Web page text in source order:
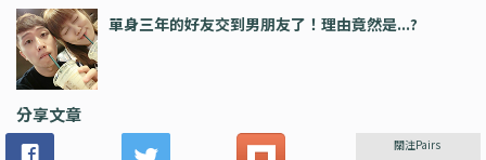
單身三年的好友交到男朋友了！理由竟然是...?
分享文章
關注Pairs